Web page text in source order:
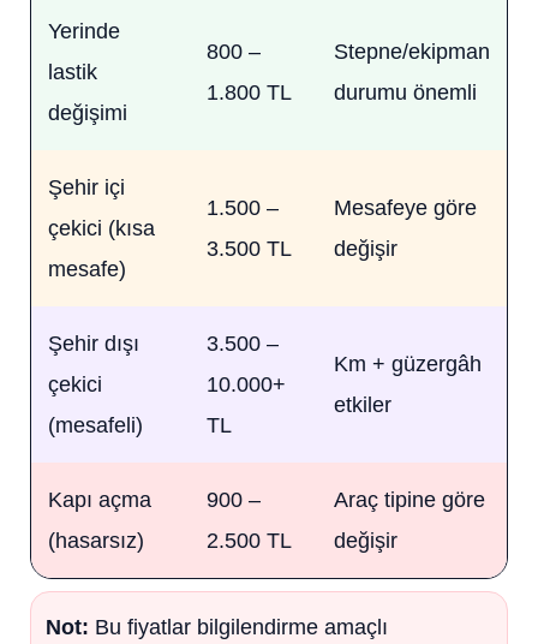
Yerinde
lastik
değişimi
800 –
1.800 TL
Stepne/ekipman
durumu önemli
Şehir içi
çekici (kısa
mesafe)
1.500 –
3.500 TL
Mesafeye göre
değişir
Şehir dışı
çekici
(mesafeli)
3.500 –
10.000+
TL
Km + güzergâh
etkiler
Kapı açma
(hasarsız)
900 –
2.500 TL
Araç tipine göre
değişir
Not: Bu fiyatlar bilgilendirme amaçlı